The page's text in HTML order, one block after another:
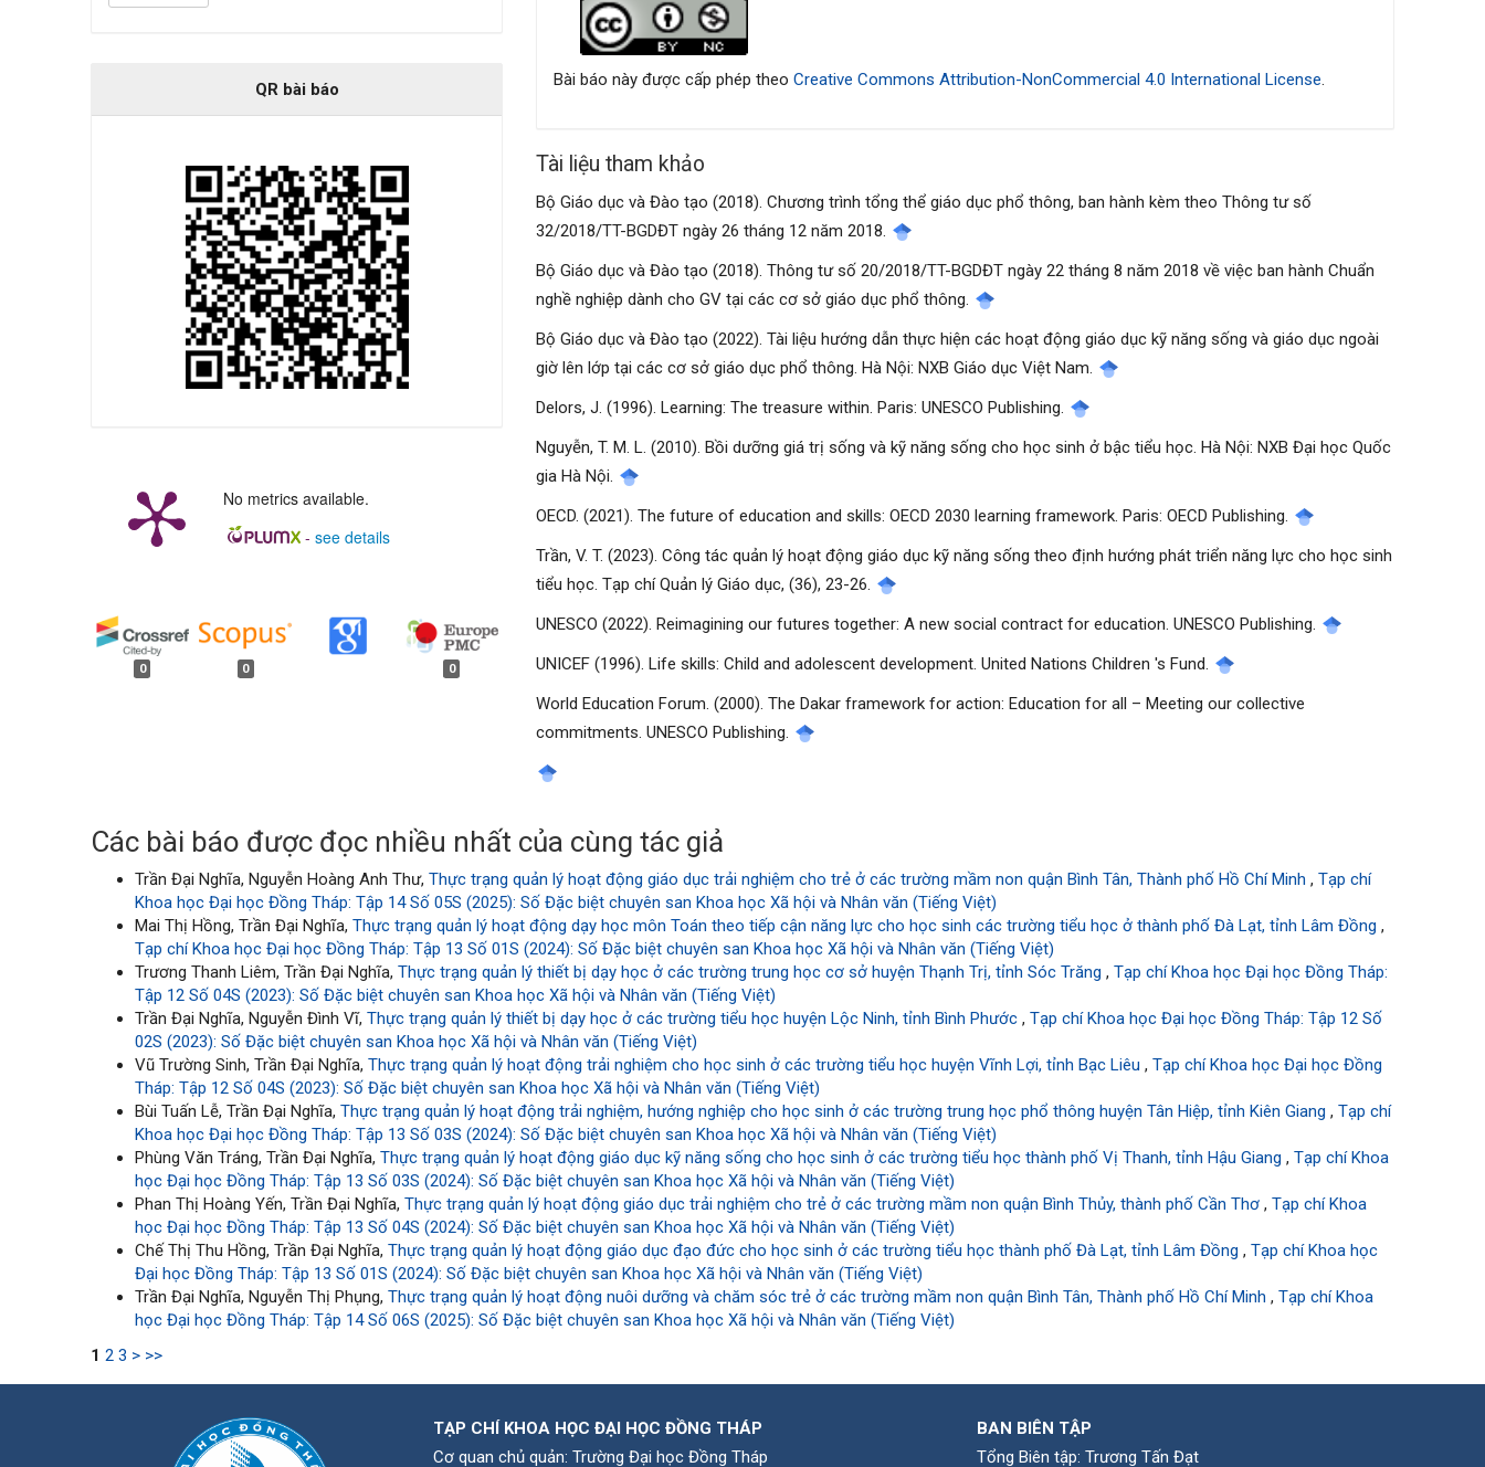
QR bài báo
No metrics available.
- see details
##plugins.generic.badges.manager.settings.showBlockTitle##
0 0 0
bài
Bài báo này được cấp phép theoCreative Commons Attribution-NonCommercial 4.0 International License.
Tài liệu tham khảo
Bộ Giáo dục và Đào tạo (2018). Chương trình tổng thể giáo dục phổ thông, ban hành kèm theo Thông tư số
32/2018/TT-BGDĐT ngày 26 tháng 12 năm 2018.
Bộ Giáo dục và Đào tạo (2018). Thông tư số 20/2018/TT-BGDĐT ngày 22 tháng 8 năm 2018 về việc ban hành Chuẩn
nghề nghiệp dành cho GV tại các cơ sở giáo dục phổ thông.
Bộ Giáo dục và Đào tạo (2022). Tài liệu hướng dẫn thực hiện các hoạt động giáo dục kỹ năng sống và giáo dục ngoài
giờ lên lớp tại các cơ sở giáo dục phổ thông. Hà Nội: NXB Giáo dục Việt Nam.
Delors, J. (1996). Learning: The treasure within. Paris: UNESCO Publishing.
Nguyễn, T. M. L. (2010). Bồi dưỡng giá trị sống và kỹ năng sống cho học sinh ở bậc tiểu học. Hà Nội: NXB Đại học Quốc
gia Hà Nội.
OECD. (2021). The future of education and skills: OECD 2030 learning framework. Paris: OECD Publishing.
Trần, V. T. (2023). Công tác quản lý hoạt động giáo dục kỹ năng sống theo định hướng phát triển năng lực cho học sinh
tiểu học. Tạp chí Quản lý Giáo dục, (36), 23-26.
UNESCO (2022). Reimagining our futures together: A new social contract for education. UNESCO Publishing.
UNICEF (1996). Life skills: Child and adolescent development. United Nations Children 's Fund.
World Education Forum. (2000). The Dakar framework for action: Education for all – Meeting our collective
commitments. UNESCO Publishing.
Các bài báo được đọc nhiều nhất của cùng tác giả
Trần Đại Nghĩa, Nguyễn Hoàng Anh Thư,Thực trạng quản lý hoạt động giáo dục trải nghiệm cho trẻ ở các trường mầm non quận Bình Tân, Thành phố Hồ Chí Minh,Tạp chí
Khoa học Đại học Đồng Tháp: Tập 14 Số 05S (2025): Số Đặc biệt chuyên san Khoa học Xã hội và Nhân văn (Tiếng Việt)
Mai Thị Hồng, Trần Đại Nghĩa,Thực trạng quản lý hoạt động dạy học môn Toán theo tiếp cận năng lực cho học sinh các trường tiểu học ở thành phố Đà Lạt, tỉnh Lâm Đồng,
Tạp chí Khoa học Đại học Đồng Tháp: Tập 13 Số 01S (2024): Số Đặc biệt chuyên san Khoa học Xã hội và Nhân văn (Tiếng Việt)
Trương Thanh Liêm, Trần Đại Nghĩa,Thực trạng quản lý thiết bị dạy học ở các trường trung học cơ sở huyện Thạnh Trị, tỉnh Sóc Trăng,Tạp chí Khoa học Đại học Đồng Tháp:
Tập 12 Số 04S (2023): Số Đặc biệt chuyên san Khoa học Xã hội và Nhân văn (Tiếng Việt)
Trần Đại Nghĩa, Nguyễn Đình Vĩ,Thực trạng quản lý thiết bị dạy học ở các trường tiểu học huyện Lộc Ninh, tỉnh Bình Phước,Tạp chí Khoa học Đại học Đồng Tháp: Tập 12 Số
02S (2023): Số Đặc biệt chuyên san Khoa học Xã hội và Nhân văn (Tiếng Việt)
Vũ Trường Sinh, Trần Đại Nghĩa,Thực trạng quản lý hoạt động trải nghiệm cho học sinh ở các trường tiểu học huyện Vĩnh Lợi, tỉnh Bạc Liêu,Tạp chí Khoa học Đại học Đồng
Tháp: Tập 12 Số 04S (2023): Số Đặc biệt chuyên san Khoa học Xã hội và Nhân văn (Tiếng Việt)
Bùi Tuấn Lễ, Trần Đại Nghĩa,Thực trạng quản lý hoạt động trải nghiệm, hướng nghiệp cho học sinh ở các trường trung học phổ thông huyện Tân Hiệp, tỉnh Kiên Giang,Tạp chí
Khoa học Đại học Đồng Tháp: Tập 13 Số 03S (2024): Số Đặc biệt chuyên san Khoa học Xã hội và Nhân văn (Tiếng Việt)
Phùng Văn Tráng, Trần Đại Nghĩa,Thực trạng quản lý hoạt động giáo dục kỹ năng sống cho học sinh ở các trường tiểu học thành phố Vị Thanh, tỉnh Hậu Giang,Tạp chí Khoa
học Đại học Đồng Tháp: Tập 13 Số 03S (2024): Số Đặc biệt chuyên san Khoa học Xã hội và Nhân văn (Tiếng Việt)
Phan Thị Hoàng Yến, Trần Đại Nghĩa,Thực trạng quản lý hoạt động giáo dục trải nghiệm cho trẻ ở các trường mầm non quận Bình Thủy, thành phố Cần Thơ,Tạp chí Khoa
học Đại học Đồng Tháp: Tập 13 Số 04S (2024): Số Đặc biệt chuyên san Khoa học Xã hội và Nhân văn (Tiếng Việt)
Chế Thị Thu Hồng, Trần Đại Nghĩa,Thực trạng quản lý hoạt động giáo dục đạo đức cho học sinh ở các trường tiểu học thành phố Đà Lạt, tỉnh Lâm Đồng,Tạp chí Khoa học
Đại học Đồng Tháp: Tập 13 Số 01S (2024): Số Đặc biệt chuyên san Khoa học Xã hội và Nhân văn (Tiếng Việt)
Trần Đại Nghĩa, Nguyễn Thị Phụng,Thực trạng quản lý hoạt động nuôi dưỡng và chăm sóc trẻ ở các trường mầm non quận Bình Tân, Thành phố Hồ Chí Minh,Tạp chí Khoa
học Đại học Đồng Tháp: Tập 14 Số 06S (2025): Số Đặc biệt chuyên san Khoa học Xã hội và Nhân văn (Tiếng Việt)
1 2 3 > >>
TẠP CHÍ KHOA HỌC ĐẠI HỌC ĐỒNG THÁP
Cơ quan chủ quản: Trường Đại học Đồng Tháp
BAN BIÊN TẬP
Tổng Biên tập: Trương Tấn Đạt